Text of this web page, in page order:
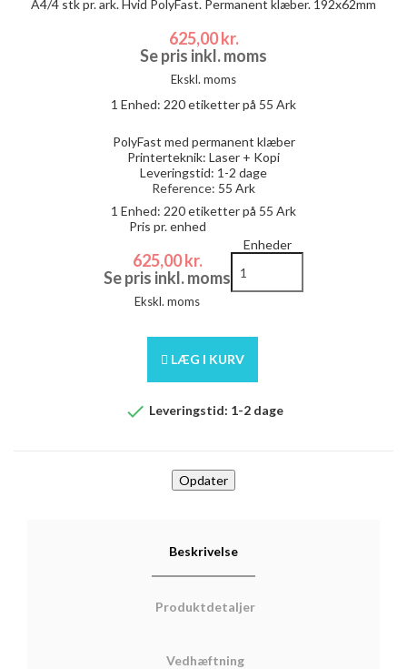
A4/4 stk pr. ark. Hvid PolyFast. Permanent klæber. 192x62mm
625,00 kr.
Se pris inkl. moms
Ekskl. moms
1 Enhed: 220etiketter på 55 Ark
PolyFast med permanent klæber
Printerteknik: Laser + Kopi
Leveringstid: 1-2 dage
Reference: 55 Ark
1 Enhed: 220etiketter på 55 Ark
Pris pr. enhed
625,00 kr.
Se pris inkl. moms
Ekskl. moms
Enheder
LÆG I KURV
 Leveringstid: 1-2 dage
Beskrivelse
Produktdetaljer
Vedhæftning